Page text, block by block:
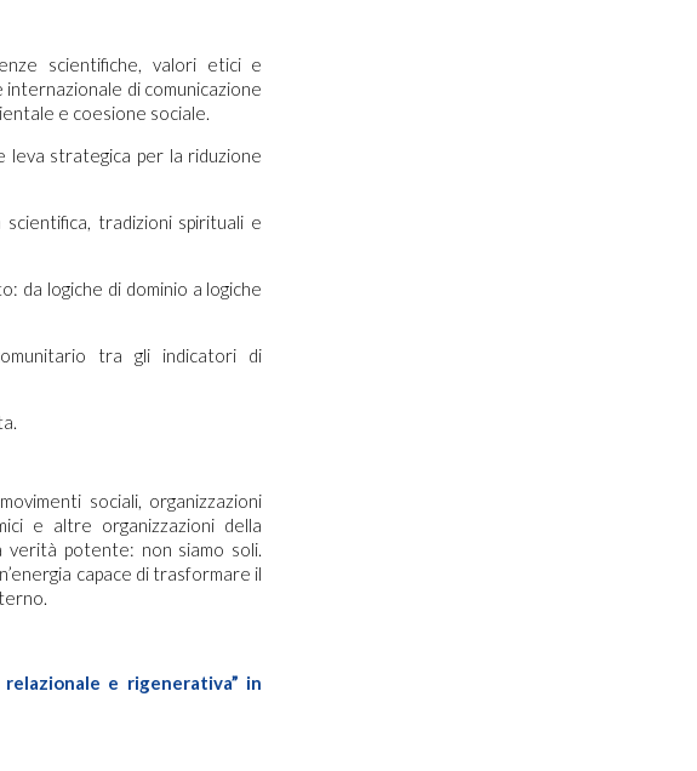
scientifiche, valori etici e
internazionale di comunicazione
e coesione sociale.
strategica per la riduzione
tradizioni spirituali e
da logiche di dominio a logiche
tra gli indicatori di
sociali, organizzazioni
e altre organizzazioni della
potente: non siamo soli.
capace di trasformare il
e rigenerativa” in